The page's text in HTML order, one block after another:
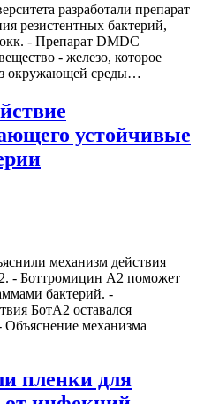
разработали препарат
резистентных бактерий,
- Препарат DMDC
- железо, которое
окружающей среды…
устойчивые
механизм действия
- Боттромицин А2 поможет
бактерий. -
БотА2 оставался
механизма
пленки для